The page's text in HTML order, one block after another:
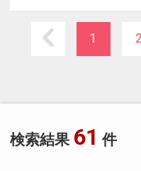
検索結果 61 件
た客室内には、美意
ちりばめられ、上質
1 2